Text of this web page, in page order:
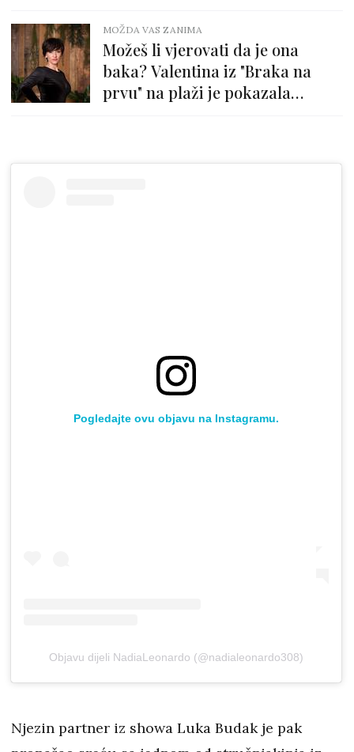
MOŽDA VAS ZANIMA
Možeš li vjerovati da je ona
baka? Valentina iz "Braka na
prvu" na plaži je pokazala
Pogledajte ovu objavu na Instagramu.
Objavu dijeli NadiaLeonardo (@nadialeonardo308)
Njezin partner iz showa Luka Budak je pak